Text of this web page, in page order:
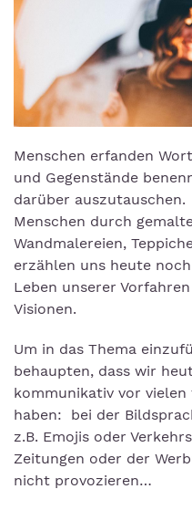
Menschen erfanden
und Gegenstände
darüber
Menschen durch
Wandmalereien,
erzählen uns heute
Leben unserer
Visionen.
Um in das Thema
behaupten, dass wir
kommunikativ vor
haben: bei der
z.B. Emojis oder
Zeitungen oder der
nicht provozieren…